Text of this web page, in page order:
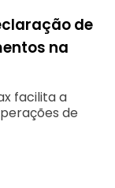
de
na
facilita a
de